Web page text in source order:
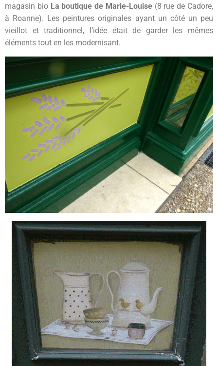
magasin bio La boutique de Marie-Louise(8 rue de Cadore,
à Roanne). Les peintures originales ayant un côté un peu
vieillot et traditionnel, l’idée était de garder les mêmes
éléments tout en les modernisant.